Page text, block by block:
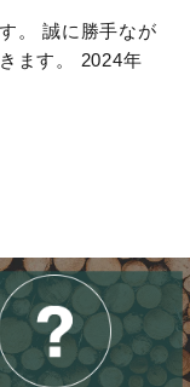
。 誠に勝手なが
ます。 2024年